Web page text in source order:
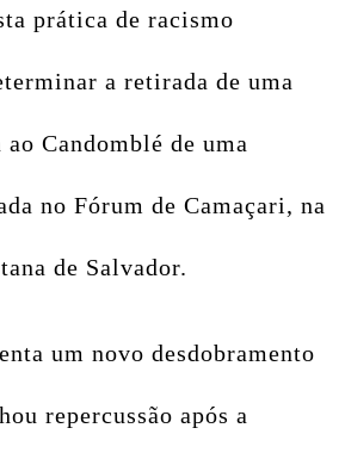
prática de racismo
a retirada de uma
Candomblé de uma
no Fórum de Camaçari, na
de Salvador.
um novo desdobramento
repercussão após a